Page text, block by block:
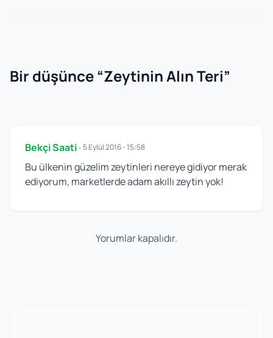
Bir düşünce “Zeytinin Alın Teri”
Bekçi Saati•5 Eylül 2016 - 15:58
Bu ülkenin güzelim zeytinleri nereye gidiyor merak
ediyorum, marketlerde adam akıllı zeytin yok!
Yorumlar kapalıdır.